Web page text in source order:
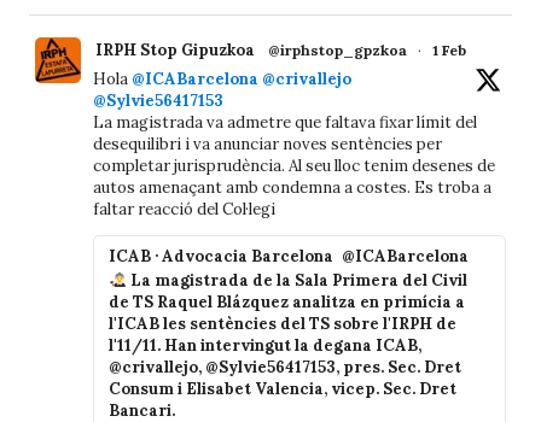
IRPH Stop Gipuzkoa @irphstop_gpzkoa · 1 Feb
Hola @ICABarcelona @crivallejo
@Sylvie56417153
La magistrada va admetre que faltava fixar límit del
desequilibri i va anunciar noves sentències per
completar jurisprudència. Al seu lloc tenim desenes de
autos amenaçant amb condemna a costes. Es troba a
faltar reacció del Col·legi
ICAB · Advocacia Barcelona @ICABarcelona
La magistrada de la Sala Primera del Civil
de TS Raquel Blázquez analitza en primícia a
l'ICAB les sentències del TS sobre l'IRPH de
l'11/11. Han intervingut la degana ICAB,
@crivallejo, @Sylvie56417153, pres. Sec. Dret
Consum i Elisabet Valencia, vicep. Sec. Dret
Bancari.